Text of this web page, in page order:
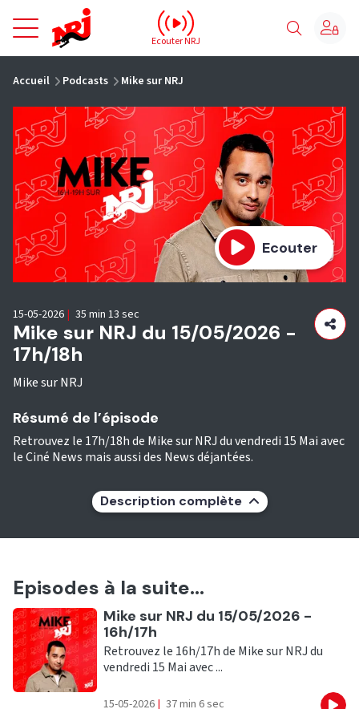
NRJ - Accueil
Ecouter NRJ
Accueil Podcasts Mike sur NRJ
Ecouter
Mike sur NRJ du 15/05/2026 -
17h/18h
Mike sur NRJ
15-05-2026 | 35 min 13 sec
Résumé de l’épisode
Retrouvez le 17h/18h de Mike sur NRJ du vendredi 15 Mai avec
le Ciné News mais aussi des News déjantées.
Description complète
Episodes à la suite...
Ecouter
Mike sur NRJ du 15/05/2026 -
16h/17h
Retrouvez le 16h/17h de Mike sur NRJ du
vendredi 15 Mai avec ...
15-05-2026 | 37 min 6 sec